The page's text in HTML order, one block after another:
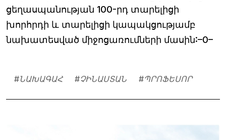
ցեղասպանության 100-րդ տարելիցի
խորհրդի և տարելիցի կապակցությամբ
նախատեսված միջոցառումների մասին:–0–
#ՆԱԽԱԳԱՀ #ՉԻՆԱՍՏԱՆ #ՊՐՈՖԵՍՈՐ